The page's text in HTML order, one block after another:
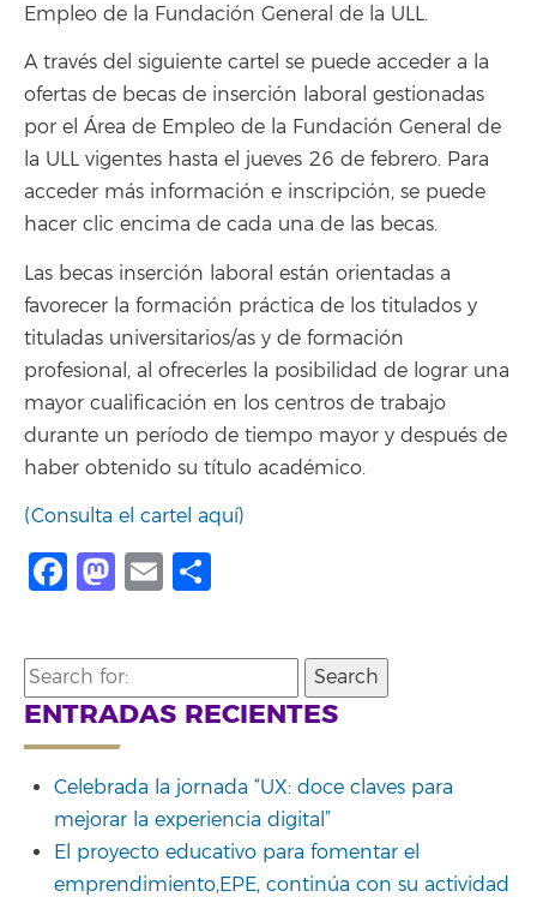
Empleo de la Fundación General de la ULL.
A través del siguiente cartel se puede acceder a la
ofertas de becas de inserción laboral gestionadas
por el Área de Empleo de la Fundación General de
la ULL vigentes hasta el jueves 26 de febrero. Para
acceder más información e inscripción, se puede
hacer clic encima de cada una de las becas.
Las becas inserción laboral están orientadas a
favorecer la formación práctica de los titulados y
tituladas universitarios/as y de formación
profesional, al ofrecerles la posibilidad de lograr una
mayor cualificación en los centros de trabajo
durante un período de tiempo mayor y después de
haber obtenido su título académico.
(Consulta el cartel aquí)
Facebook
Mastodon
Email
Search
for:
ENTRADAS RECIENTES
Celebrada la jornada “UX: doce claves para
mejorar la experiencia digital”
El proyecto educativo para fomentar el
emprendimiento,EPE, continúa con su actividad